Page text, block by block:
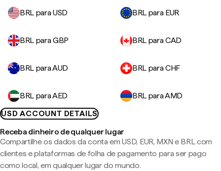
BRL para USD
BRL para EUR
BRL para GBP BRL para CAD
BRL para AUD BRL para CHF
BRL para AED
BRL para AMD
USD ACCOUNT DETAILS
Receba dinheiro de qualquer lugar
Compartilhe os dados da conta em USD, EUR, MXN e BRL com
clientes e plataformas de folha de pagamento para ser pago
como local, em qualquer lugar do mundo.